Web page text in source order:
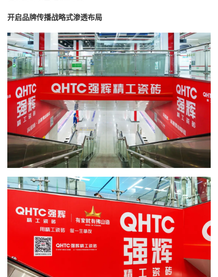
开启品牌传播战略式渗透布局